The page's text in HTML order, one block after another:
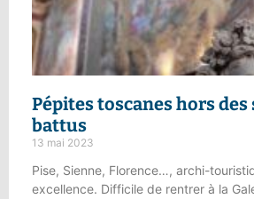
Pépites toscanes hors
battus
13 mai 2023
Pise, Sienne, Florence…, archi-
excellence. Difficile de rentrer à la